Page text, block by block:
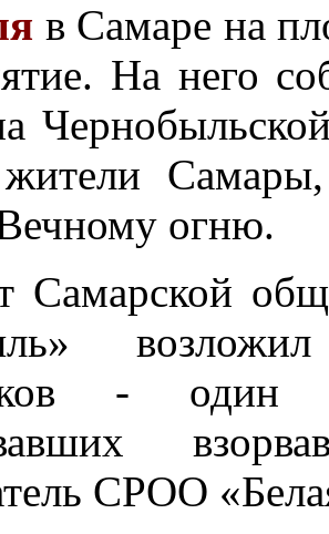
в Самаре на
На него
огню.
Самарской
- один
СРОО